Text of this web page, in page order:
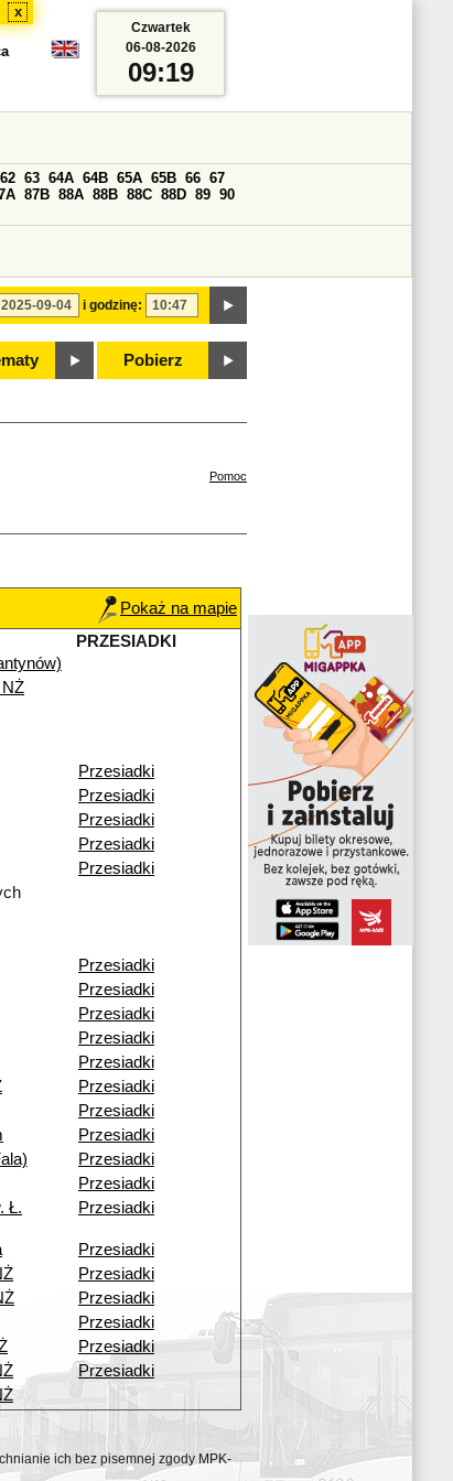
x
i godzinę:
62 63 64A 64B 65A 65B 66 67
87B 88A 88B 88C 88D 89 90
Pobierz
Czwartek
06-08-2026
09:19
Pomoc
Pokaż na mapie
PRZESIADKI
Przesiadki
Przesiadki
Przesiadki
Przesiadki
Przesiadki
Przesiadki
Przesiadki
Przesiadki
Przesiadki
Przesiadki
Przesiadki
Przesiadki
Przesiadki
Przesiadki
Przesiadki
Ł.
Przesiadki
Przesiadki
Przesiadki
Przesiadki
Przesiadki
Przesiadki
Przesiadki
ich bez pisemnej zgody MPK-